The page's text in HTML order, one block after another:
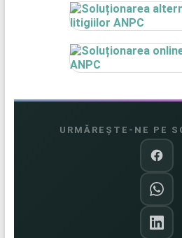
URMĂREȘTE-NE PE